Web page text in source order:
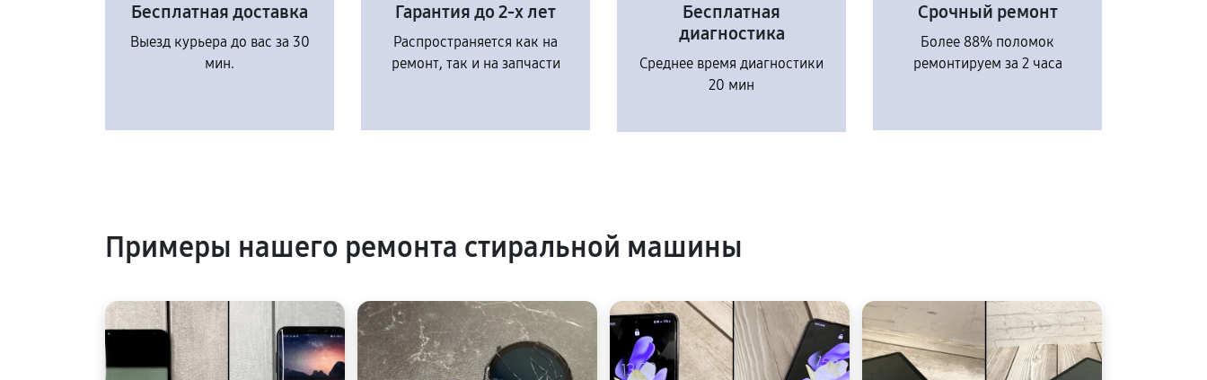
Бесплатная доставка
Выезд курьера до вас за 30
мин.
Гарантия до 2-х лет
Распространяется как на
ремонт, так и на запчасти
Бесплатная
диагностика
Среднее время диагностики
20 мин
Срочный ремонт
Более 88% поломок
ремонтируем за 2 часа
Примеры нашего ремонта стиральной машины